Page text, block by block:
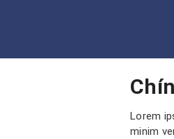
Lorem
minim